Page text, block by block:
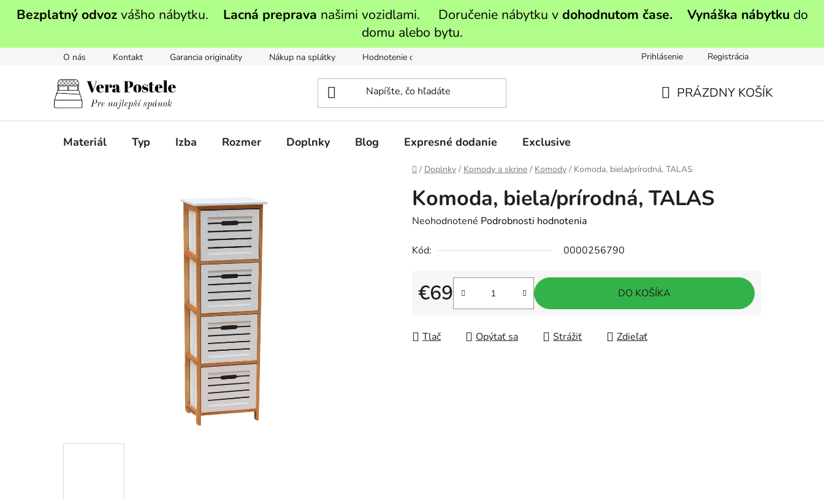
Bezplatný odvozvášho nábytku. Lacná preprava našimi vozidlami. Doručenie nábytku v dohodnutom čase. Vynáška nábytku do
domu alebo bytu.
O nás Kontakt Garancia originality Nákup na splátky Hodnotenie obchodu Prihlásenie Registrácia
PRÁZDNY KOŠÍK
Materiál Typ Izba Rozmer Doplnky Blog Expresné dodanie Exclusive
Domov
/ Doplnky / Komody a skrine / Komody / Komoda, biela/prírodná, TALAS
Komoda, biela/prírodná, TALAS
Priemerné
produktu
0,0
hviezdičiek.
Neohodnotené Podrobnosti hodnotenia
Kód: 0000256790
€69
Jednotková cena:
DO KOŠÍKA
Tlač Opýtať sa Strážiť Zdieľať